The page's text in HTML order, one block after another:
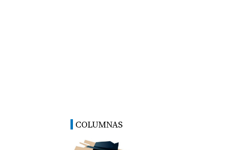
COLUMNAS